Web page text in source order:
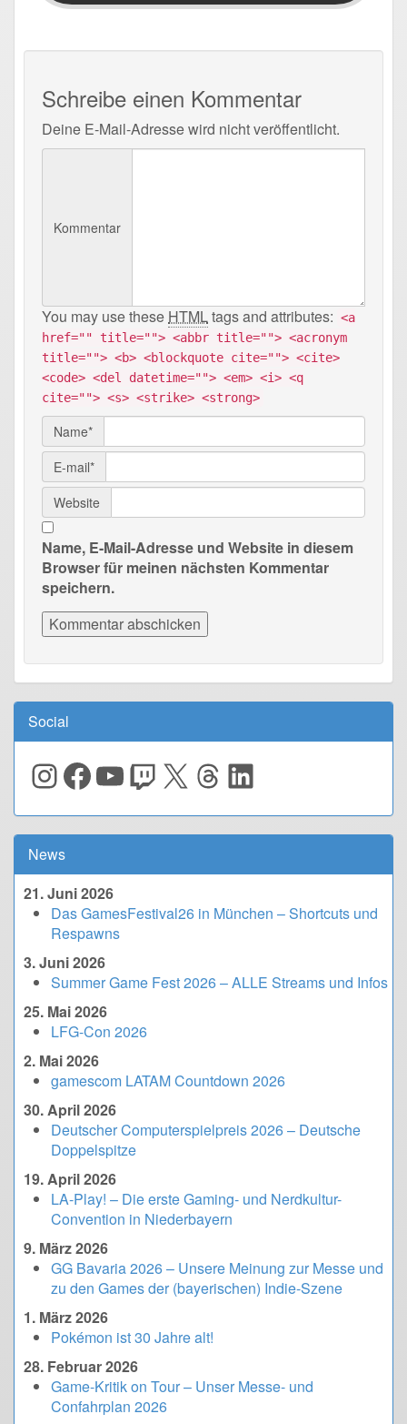
Schreibe einen Kommentar
Deine E-Mail-Adresse wird nicht veröffentlicht.
Kommentar
You may use these HTMLtags and attributes: <a
href="" title=""> <abbr title=""> <acronym
title=""> <b> <blockquote cite=""> <cite>
<code> <del datetime=""> <em> <i> <q
cite=""> <s> <strike> <strong>
Name*
E-mail*
Website
Name, E-Mail-Adresse und Website in diesem
Browser für meinen nächsten Kommentar
speichern.
Social
Instagram
Facebook
YouTube
Twitch
X Threads
LinkedIn
News
21. Juni 2026
Das GamesFestival26 in München – Shortcuts und
Respawns
3. Juni 2026
Summer Game Fest 2026 – ALLE Streams und Infos
25. Mai 2026
LFG-Con 2026
2. Mai 2026
gamescom LATAM Countdown 2026
30. April 2026
Deutscher Computerspielpreis 2026 – Deutsche
Doppelspitze
19. April 2026
LA-Play! – Die erste Gaming- und Nerdkultur-
Convention in Niederbayern
9. März 2026
GG Bavaria 2026 – Unsere Meinung zur Messe und
zu den Games der (bayerischen) Indie-Szene
1. März 2026
Pokémon ist 30 Jahre alt!
28. Februar 2026
Game-Kritik on Tour – Unser Messe- und
Confahrplan 2026